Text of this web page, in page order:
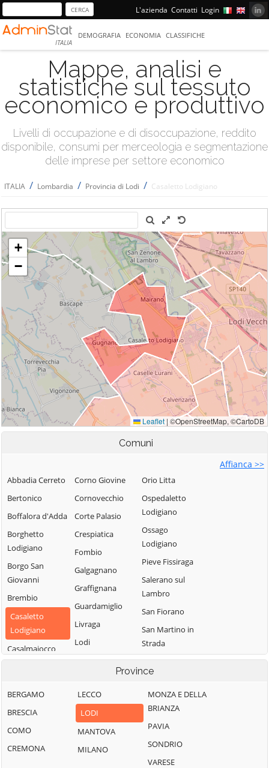
L'azienda Contatti Login
ITALIA
DEMOGRAFIA ECONOMIA CLASSIFICHE
Mappe, analisi e
statistiche sul tessuto
economico e produttivo
Livelli di occupazione e di disoccupazione, reddito
disponibile, consumi per merceologia e segmentazione
delle imprese per settore economico
ITALIA / Lombardia / Provincia di Lodi / Casaletto Lodigiano
Comuni
Affianca >>
Abbadia Cerreto
Bertonico
Boffalora d'Adda
Borghetto
Lodigiano
Borgo San
Giovanni
Brembio
Casaletto
Lodigiano
Casalmaiocco
Bocca d'Adda
Corno Giovine
Cornovecchio
Corte Palasio
Crespiatica
Fombio
Galgagnano
Graffignana
Guardamiglio
Livraga
Lodi
Lodi Vecchio
Maccastorna
Mairago
Maleo
Marudo
Massalengo
Orio Litta
Ospedaletto
Lodigiano
Ossago
Lodigiano
Pieve Fissiraga
Salerano sul
Lambro
San Fiorano
San Martino in
Strada
San Rocco al
Porto
Sant'Angelo
Lodigiano
Santo Stefano
Province
BERGAMO
BRESCIA
COMO
CREMONA
LECCO
LODI
MANTOVA
MILANO
MONZA E DELLA
BRIANZA
PAVIA
SONDRIO
VARESE